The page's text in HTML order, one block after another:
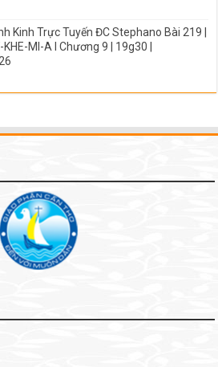
Kinh Trực Tuyến ĐC Stephano Bài 219 |
MI-A I Chương 9 | 19g30 |